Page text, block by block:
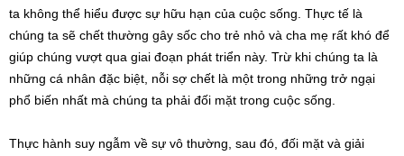
ta không thể hiểu được sự hữu hạn của cuộc sống. Thực tế là
chúng ta sẽ chết thường gây sốc cho trẻ nhỏ và cha mẹ rất khó để
giúp chúng vượt qua giai đoạn phát triển này. Trừ khi chúng ta là
những cá nhân đặc biệt, nỗi sợ chết là một trong những trở ngại
phổ biến nhất mà chúng ta phải đối mặt trong cuộc sống.
Thực hành suy ngẫm về sự vô thường, sau đó, đối mặt và giải